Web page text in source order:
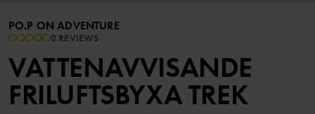
PO.P ON ADVENTURE
0 REVIEWS
VATTENAVVISANDE
FRILUFTSBYXA TREK